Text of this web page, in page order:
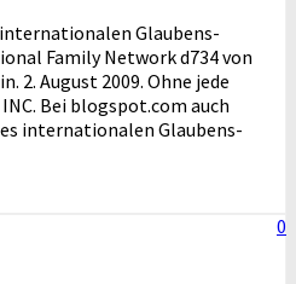
Glaubens-
Family Network d734 von
2. August 2009. Ohne jede
Bei blogspot.com auch
internationalen Glaubens-
0